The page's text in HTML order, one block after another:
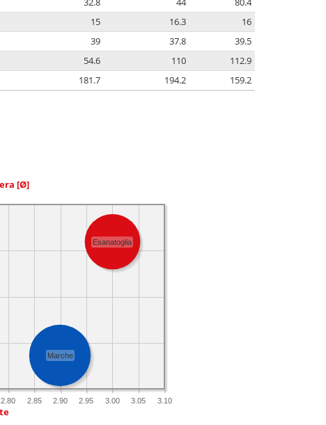
15 16.3
16
39 37.8
39.5
54.6 110
112.9
181.7 194.2 159.2
[Ø]
2.80 2.85 2.90 2.95 3.00 3.05 3.10
Marche
Esanatoglia